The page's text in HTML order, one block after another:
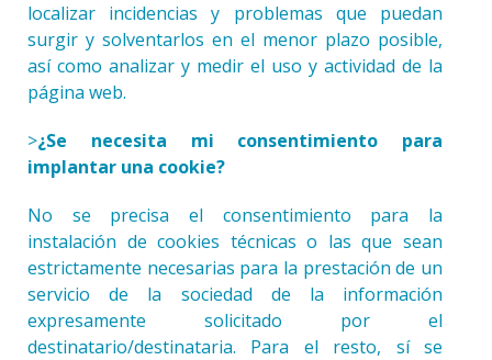
localizar incidencias y problemas que puedan
surgir y solventarlos en el menor plazo posible,
así como analizar y medir el uso y actividad de la
página web.
>¿Se necesita mi consentimiento para
implantar una cookie?
No se precisa el consentimiento para la
instalación de cookies técnicas o las que sean
estrictamente necesarias para la prestación de un
servicio de la sociedad de la información
expresamente solicitado por el
destinatario/destinataria. Para el resto, sí se